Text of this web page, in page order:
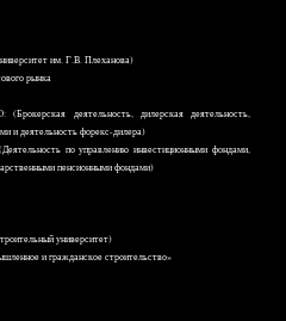
им. Г.В. Плеханова)
рынка
деятельность, дилерская деятельность,
и деятельность форекс-дилера)
по управлению инвестиционными фондами,
пенсионными фондами)
университет)
и гражданское строительство»